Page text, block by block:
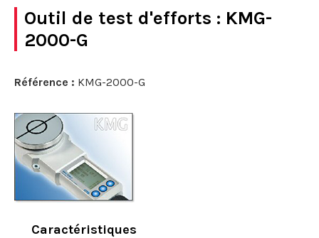
Outil de test d'efforts : KMG-
2000-G
Référence : KMG-2000-G
Caractéristiques